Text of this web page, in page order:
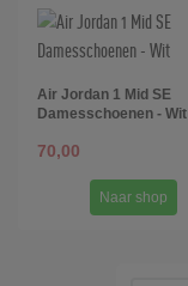
Air Jordan 1 Mid SE
Damesschoenen - Wit
70,00
Naar shop